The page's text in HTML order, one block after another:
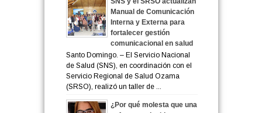
Manual de Comunicación
Interna y Externa para
fortalecer gestión
comunicacional en salud
Santo Domingo. – El Servicio Nacional
de Salud (SNS), en coordinación con el
Servicio Regional de Salud Ozama
(SRSO), realizó un taller de ...
¿Por qué molesta que una